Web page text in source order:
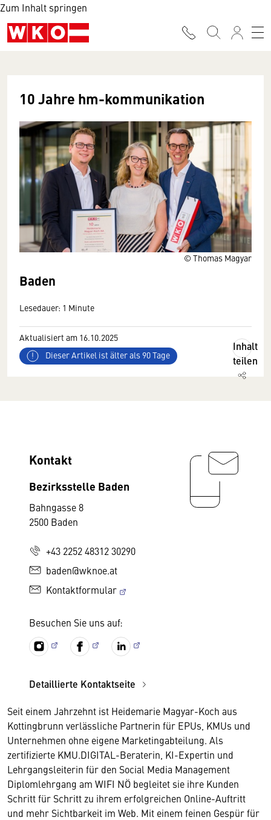
Zum Inhalt springen
© Thomas Magyar
10 Jahre hm-kommunikation
Baden
Lesedauer: 1 Minute
Aktualisiert am 16.10.2025
Dieser Artikel ist älter als 90 Tage
Inhalt
teilen
Kontakt
Bezirksstelle Baden
Bahngasse 8
2500 Baden
+43 2252 48312 30290
baden@wknoe.at
Kontaktformular
Besuchen Sie uns auf:
Detaillierte Kontaktseite
Seit einem Jahrzehnt ist Heidemarie Magyar-Koch aus
Kottingbrunn verlässliche Partnerin für EPUs, KMUs und
Unternehmen ohne eigene Marketingabteilung. Als
zertifizierte KMU.DIGITAL-Beraterin, KI-Expertin und
Lehrgangsleiterin für den Social Media Management
Diplomlehrgang am WIFI NÖ begleitet sie ihre Kunden
Schritt für Schritt zu ihrem erfolgreichen Online-Auftritt
und mehr Sichtbarkeit im Web. Mit einem feinen Gespür für